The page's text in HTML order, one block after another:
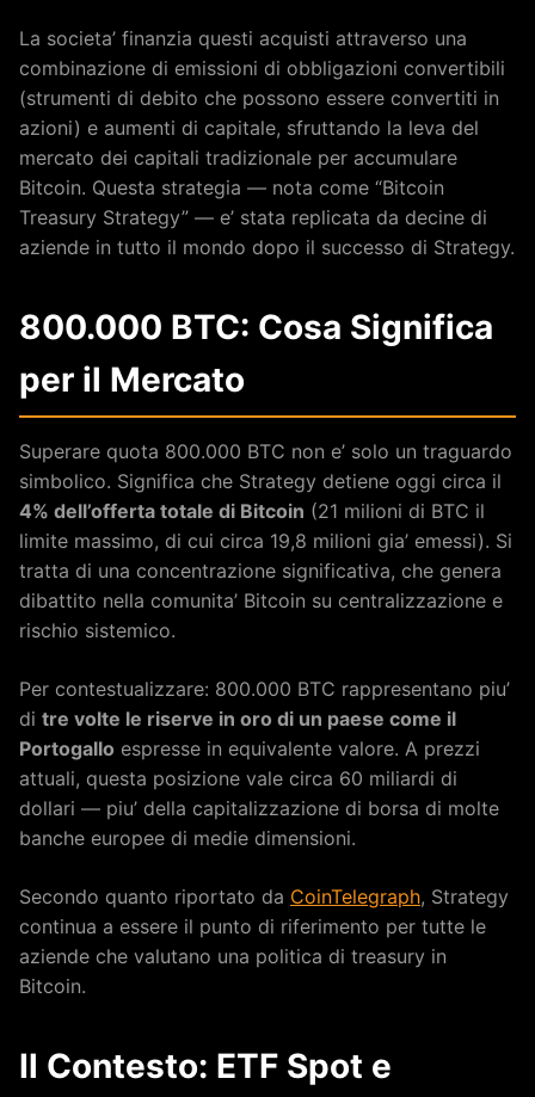
La societa’ finanzia questi acquisti attraverso una
combinazione di emissioni di obbligazioni convertibili
(strumenti di debito che possono essere convertiti in
azioni) e aumenti di capitale, sfruttando la leva del
mercato dei capitali tradizionale per accumulare
Bitcoin. Questa strategia — nota come “Bitcoin
Treasury Strategy” — e’ stata replicata da decine di
aziende in tutto il mondo dopo il successo di Strategy.
800.000 BTC: Cosa Significa
per il Mercato
Superare quota 800.000 BTC non e’ solo un traguardo
simbolico. Significa che Strategy detiene oggi circa il
4% dell’offerta totale di Bitcoin (21 milioni di BTC il
limite massimo, di cui circa 19,8 milioni gia’ emessi). Si
tratta di una concentrazione significativa, che genera
dibattito nella comunita’ Bitcoin su centralizzazione e
rischio sistemico.
Per contestualizzare: 800.000 BTC rappresentano piu’
di tre volte le riserve in oro di un paese come il
Portogallo espresse in equivalente valore. A prezzi
attuali, questa posizione vale circa 60 miliardi di
dollari — piu’ della capitalizzazione di borsa di molte
banche europee di medie dimensioni.
Secondo quanto riportato da CoinTelegraph, Strategy
continua a essere il punto di riferimento per tutte le
aziende che valutano una politica di treasury in
Bitcoin.
Il Contesto: ETF Spot e